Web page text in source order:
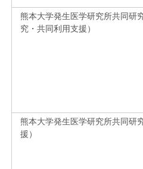
熊本大学発生医学研究所共同研
究・共同利用支援）
熊本大学発生医学研究所共同研
援）